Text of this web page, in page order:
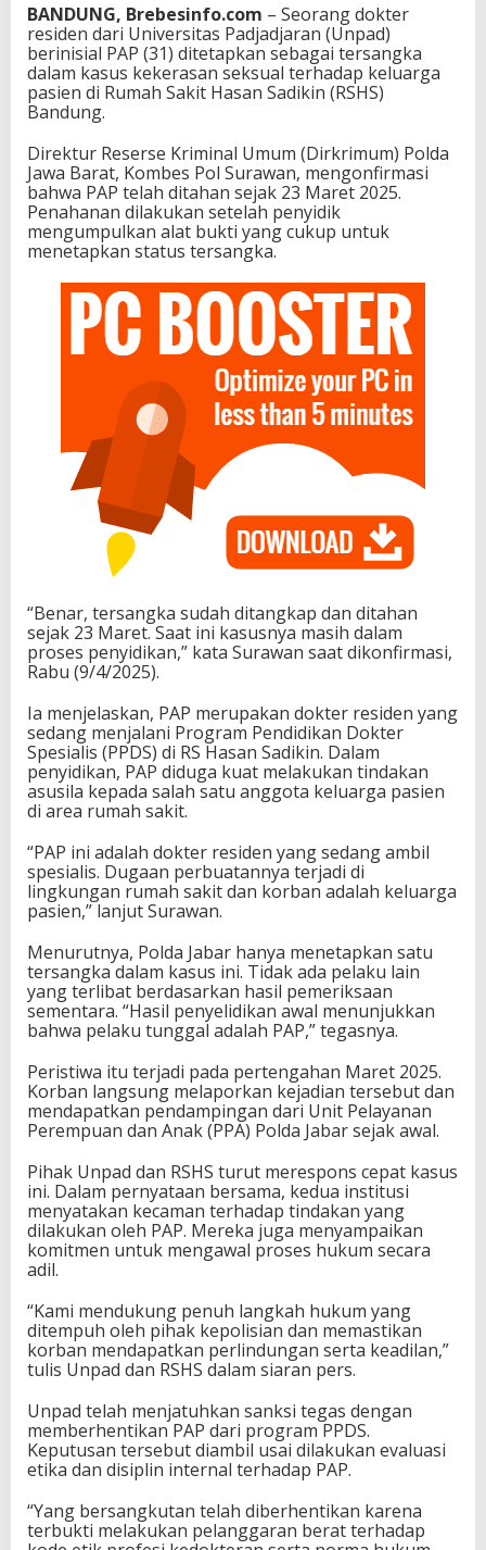
BANDUNG, Brebesinfo.com – Seorang dokter
residen dari Universitas Padjadjaran (Unpad)
berinisial PAP (31) ditetapkan sebagai tersangka
dalam kasus kekerasan seksual terhadap keluarga
pasien di Rumah Sakit Hasan Sadikin (RSHS)
Bandung.
Direktur Reserse Kriminal Umum (Dirkrimum) Polda
Jawa Barat, Kombes Pol Surawan, mengonfirmasi
bahwa PAP telah ditahan sejak 23 Maret 2025.
Penahanan dilakukan setelah penyidik
mengumpulkan alat bukti yang cukup untuk
menetapkan status tersangka.
“Benar, tersangka sudah ditangkap dan ditahan
sejak 23 Maret. Saat ini kasusnya masih dalam
proses penyidikan,” kata Surawan saat dikonfirmasi,
Rabu (9/4/2025).
Ia menjelaskan, PAP merupakan dokter residen yang
sedang menjalani Program Pendidikan Dokter
Spesialis (PPDS) di RS Hasan Sadikin. Dalam
penyidikan, PAP diduga kuat melakukan tindakan
asusila kepada salah satu anggota keluarga pasien
di area rumah sakit.
“PAP ini adalah dokter residen yang sedang ambil
spesialis. Dugaan perbuatannya terjadi di
lingkungan rumah sakit dan korban adalah keluarga
pasien,” lanjut Surawan.
Menurutnya, Polda Jabar hanya menetapkan satu
tersangka dalam kasus ini. Tidak ada pelaku lain
yang terlibat berdasarkan hasil pemeriksaan
sementara. “Hasil penyelidikan awal menunjukkan
bahwa pelaku tunggal adalah PAP,” tegasnya.
Peristiwa itu terjadi pada pertengahan Maret 2025.
Korban langsung melaporkan kejadian tersebut dan
mendapatkan pendampingan dari Unit Pelayanan
Perempuan dan Anak (PPA) Polda Jabar sejak awal.
Pihak Unpad dan RSHS turut merespons cepat kasus
ini. Dalam pernyataan bersama, kedua institusi
menyatakan kecaman terhadap tindakan yang
dilakukan oleh PAP. Mereka juga menyampaikan
komitmen untuk mengawal proses hukum secara
adil.
“Kami mendukung penuh langkah hukum yang
ditempuh oleh pihak kepolisian dan memastikan
korban mendapatkan perlindungan serta keadilan,”
tulis Unpad dan RSHS dalam siaran pers.
Unpad telah menjatuhkan sanksi tegas dengan
memberhentikan PAP dari program PPDS.
Keputusan tersebut diambil usai dilakukan evaluasi
etika dan disiplin internal terhadap PAP.
“Yang bersangkutan telah diberhentikan karena
terbukti melakukan pelanggaran berat terhadap